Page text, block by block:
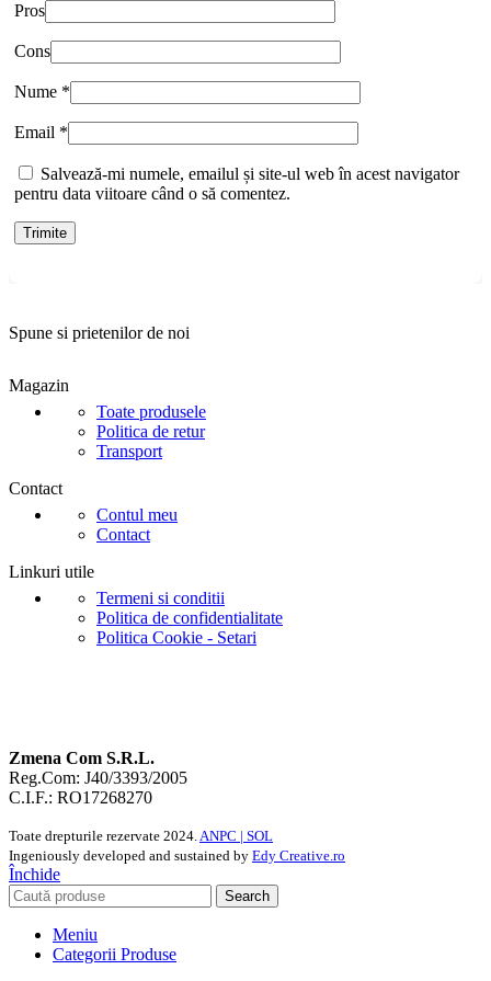
Pros
Cons
Nume *
Email *
Salvează-mi numele, emailul și site-ul web în acest navigator
pentru data viitoare când o să comentez.
Spune si prietenilor de noi
Magazin
Toate produsele
Politica de retur
Transport
Contact
Contul meu
Contact
Linkuri utile
Termeni si conditii
Politica de confidentialitate
Politica Cookie - Setari
Zmena Com S.R.L.
Reg.Com: J40/3393/2005
C.I.F.: RO17268270
Toate drepturile rezervate 2024.ANPC | SOL
Ingeniously developed and sustained by Edy Creative.ro
Închide
Search
Meniu
Categorii Produse